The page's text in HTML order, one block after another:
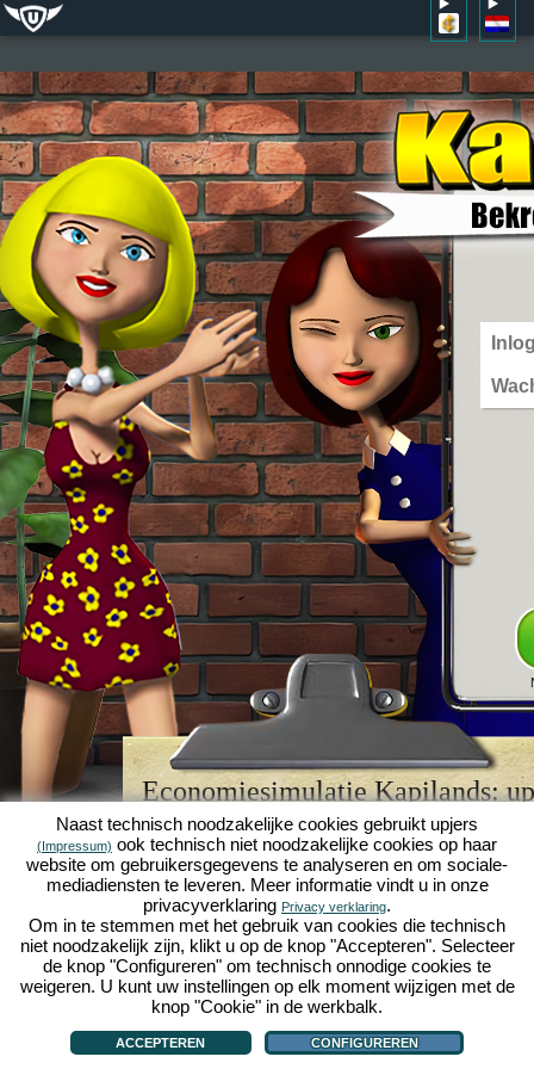
Economiesimulatie Kapilands:
browserspellegende
Kapilands is een van de bestebrowserspellenvan
retrogamevoor fans van economiesimulaties. Het
werd ooit uitgeroepen tot "MMO van het jaar" en is
een genot voor fans van strategische
online
je eigen zakenimperium opbouwen en carrière
economiesimulaties!
Naast technisch noodzakelijke cookies gebruikt upjers
(Impressum) ook technisch niet noodzakelijke cookies op haar
website om gebruikersgegevens te analyseren en om sociale-
mediadiensten te leveren. Meer informatie vindt u in onze
privacyverklaring Privacy verklaring.
Om in te stemmen met het gebruik van cookies die technisch
niet noodzakelijk zijn, klikt u op de knop "Accepteren". Selecteer
de knop "Configureren" om technisch onnodige cookies te
weigeren. U kunt uw instellingen op elk moment wijzigen met de
knop "Cookie" in de werkbalk.
ACCEPTEREN CONFIGUREREN